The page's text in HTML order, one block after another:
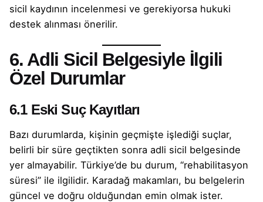
sicil kaydının incelenmesi ve gerekiyorsa hukuki
destek alınması önerilir.
6. Adli Sicil Belgesiyle İlgili
Özel Durumlar
6.1 Eski Suç Kayıtları
Bazı durumlarda, kişinin geçmişte işlediği suçlar,
belirli bir süre geçtikten sonra adli sicil belgesinde
yer almayabilir. Türkiye’de bu durum, “rehabilitasyon
süresi” ile ilgilidir. Karadağ makamları, bu belgelerin
güncel ve doğru olduğundan emin olmak ister.